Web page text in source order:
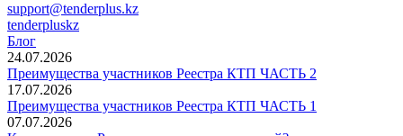
support@tenderplus.kz
tenderpluskz
Блог
24.07.2026
Преимущества участников Реестра КТП ЧАСТЬ 2
17.07.2026
Преимущества участников Реестра КТП ЧАСТЬ 1
07.07.2026